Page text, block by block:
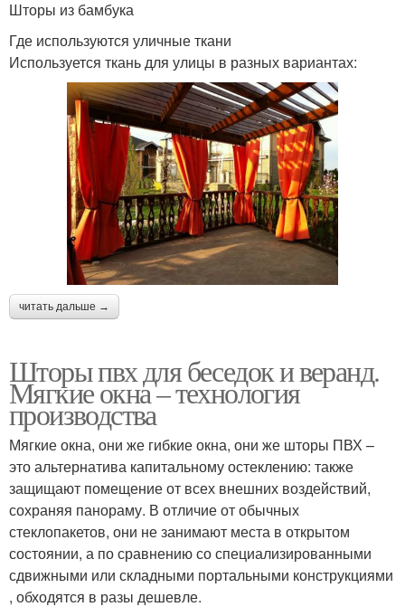
Шторы из бамбука
Где используются уличные ткани
Используется ткань для улицы в разных вариантах:
читать дальше →
Шторы пвх для беседок и веранд.
Мягкие окна – технология
производства
Мягкие окна, они же гибкие окна, они же шторы ПВХ –
это альтернатива капитальному остеклению: также
защищают помещение от всех внешних воздействий,
сохраняя панораму. В отличие от обычных
стеклопакетов, они не занимают места в открытом
состоянии, а по сравнению со специализированными
сдвижными или складными портальными конструкциями
, обходятся в разы дешевле.